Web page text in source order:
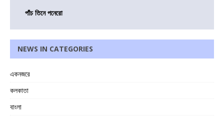
পাঁচ তিনে পনেরো
NEWS IN CATEGORIES
একনজরে
কলকাতা
বাংলা